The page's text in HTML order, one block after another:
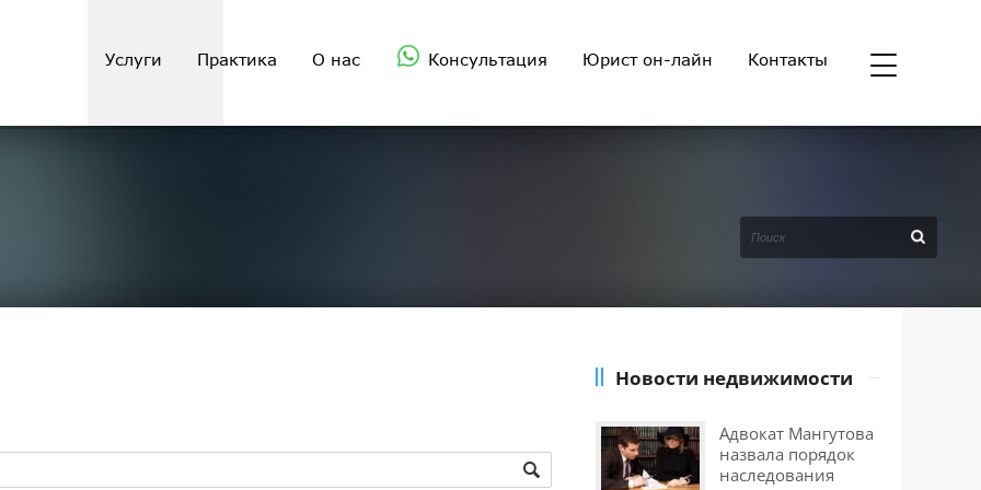
Услуги Практика О нас Консультация Юрист он-лайн Контакты
Новости недвижимости
Адвокат Мангутова
назвала порядок
наследования